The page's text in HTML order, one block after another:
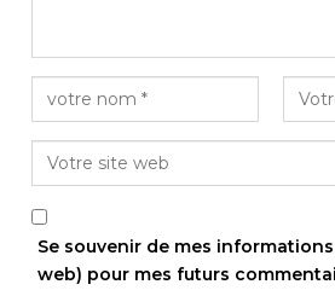
Se souvenir de mes
web) pour mes futurs